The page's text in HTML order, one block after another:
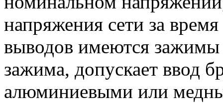
напряжения сети за
выводов имеются зажимы
зажима, допускает ввод
алюминиевыми или